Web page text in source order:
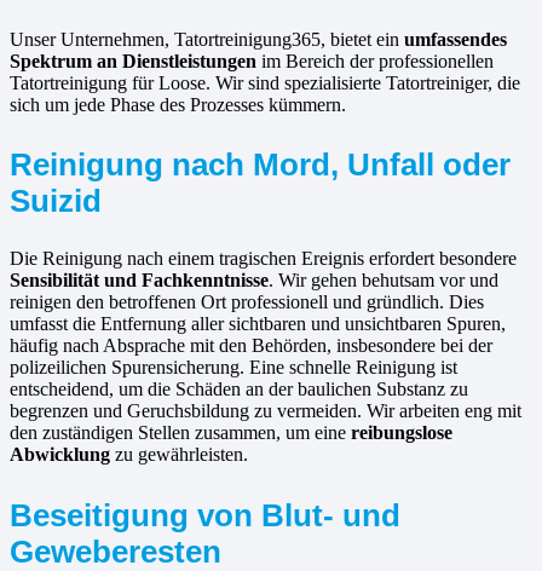
Unser Unternehmen, Tatortreinigung365, bietet ein umfassendes
Spektrum an Dienstleistungen im Bereich der professionellen
Tatortreinigung für Loose. Wir sind spezialisierte Tatortreiniger, die
sich um jede Phase des Prozesses kümmern.
Reinigung nach Mord, Unfall oder
Suizid
Die Reinigung nach einem tragischen Ereignis erfordert besondere
Sensibilität und Fachkenntnisse. Wir gehen behutsam vor und
reinigen den betroffenen Ort professionell und gründlich. Dies
umfasst die Entfernung aller sichtbaren und unsichtbaren Spuren,
häufig nach Absprache mit den Behörden, insbesondere bei der
polizeilichen Spurensicherung. Eine schnelle Reinigung ist
entscheidend, um die Schäden an der baulichen Substanz zu
begrenzen und Geruchsbildung zu vermeiden. Wir arbeiten eng mit
den zuständigen Stellen zusammen, um eine reibungslose
Abwicklung zu gewährleisten.
Beseitigung von Blut- und
Geweberesten